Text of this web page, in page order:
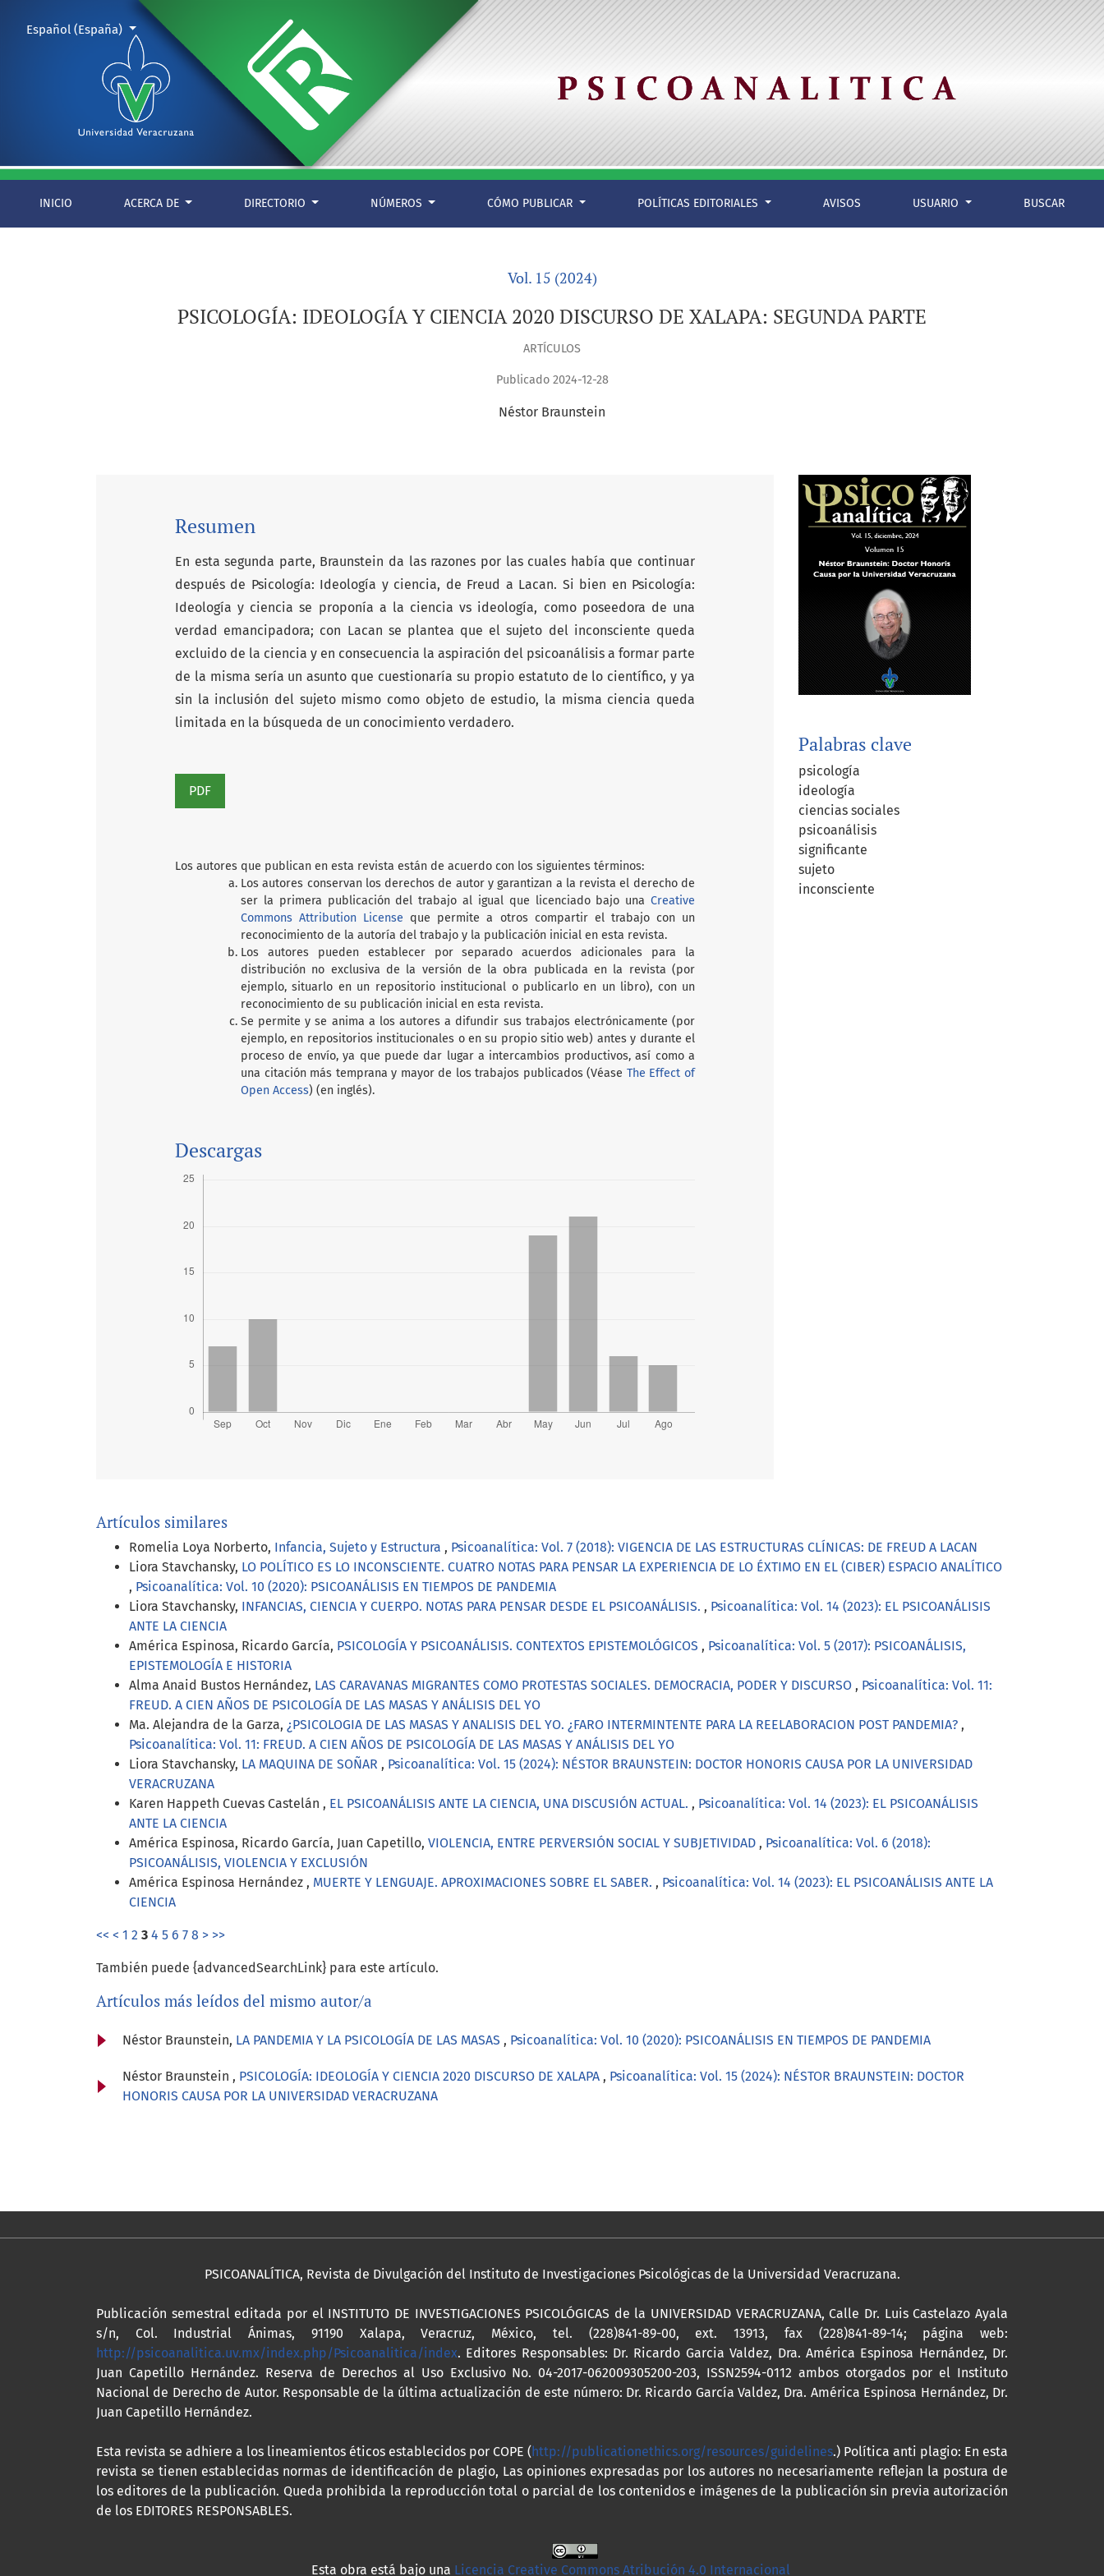
PSICOLOGÍA: IDEOLOGÍA Y CIENCIA 2020 DISCURSO DE XALAPA
INICIO ACERCA DE DIRECTORIO NÚMEROS CÓMO PUBLICAR POLÍTICAS EDITORIALES AVISOS USUARIO BUSCAR
Cambiar el idioma. El actual es:
Español (España)
Vol. 15 (2024)
PSICOLOGÍA: IDEOLOGÍA Y CIENCIA 2020 DISCURSO DE XALAPA: SEGUNDA PARTE
ARTÍCULOS
Publicado 2024-12-28
Néstor Braunstein
Palabras clave
psicología
ideología
ciencias sociales
psicoanálisis
significante
sujeto
inconsciente
Resumen
En esta segunda parte, Braunstein da las razones por las cuales había que continuar
después de Psicología: Ideología y ciencia, de Freud a Lacan. Si bien en Psicología:
Ideología y ciencia se proponía a la ciencia vs ideología, como poseedora de una
verdad emancipadora; con Lacan se plantea que el sujeto del inconsciente queda
excluido de la ciencia y en consecuencia la aspiración del psicoanálisis a formar parte
de la misma sería un asunto que cuestionaría su propio estatuto de lo científico, y ya
sin la inclusión del sujeto mismo como objeto de estudio, la misma ciencia queda
limitada en la búsqueda de un conocimiento verdadero.
PDF
Los autores que publican en esta revista están de acuerdo con los siguientes términos:
Los autores conservan los derechos de autor y garantizan a la revista el derecho de
ser la primera publicación del trabajo al igual que licenciado bajo una Creative
Commons Attribution License que permite a otros compartir el trabajo con un
reconocimiento de la autoría del trabajo y la publicación inicial en esta revista.
Los autores pueden establecer por separado acuerdos adicionales para la
distribución no exclusiva de la versión de la obra publicada en la revista (por
ejemplo, situarlo en un repositorio institucional o publicarlo en un libro), con un
reconocimiento de su publicación inicial en esta revista.
Se permite y se anima a los autores a difundir sus trabajos electrónicamente (por
ejemplo, en repositorios institucionales o en su propio sitio web) antes y durante el
proceso de envío, ya que puede dar lugar a intercambios productivos, así como a
una citación más temprana y mayor de los trabajos publicados (Véase The Effect of
Open Access) (en inglés).
Descargas
Artículos similares
Romelia Loya Norberto, Infancia, Sujeto y Estructura , Psicoanalítica: Vol. 7 (2018): VIGENCIA DE LAS ESTRUCTURAS CLÍNICAS: DE FREUD A LACAN
Liora Stavchansky, LO POLÍTICO ES LO INCONSCIENTE. CUATRO NOTAS PARA PENSAR LA EXPERIENCIA DE LO ÉXTIMO EN EL (CIBER) ESPACIO ANALÍTICO
, Psicoanalítica: Vol. 10 (2020): PSICOANÁLISIS EN TIEMPOS DE PANDEMIA
Liora Stavchansky, INFANCIAS, CIENCIA Y CUERPO. NOTAS PARA PENSAR DESDE EL PSICOANÁLISIS. , Psicoanalítica: Vol. 14 (2023): EL PSICOANÁLISIS
ANTE LA CIENCIA
América Espinosa, Ricardo García, PSICOLOGÍA Y PSICOANÁLISIS. CONTEXTOS EPISTEMOLÓGICOS , Psicoanalítica: Vol. 5 (2017): PSICOANÁLISIS,
EPISTEMOLOGÍA E HISTORIA
Alma Anaid Bustos Hernández, LAS CARAVANAS MIGRANTES COMO PROTESTAS SOCIALES. DEMOCRACIA, PODER Y DISCURSO , Psicoanalítica: Vol. 11:
FREUD. A CIEN AÑOS DE PSICOLOGÍA DE LAS MASAS Y ANÁLISIS DEL YO
Ma. Alejandra de la Garza, ¿PSICOLOGIA DE LAS MASAS Y ANALISIS DEL YO. ¿FARO INTERMINTENTE PARA LA REELABORACION POST PANDEMIA? ,
Psicoanalítica: Vol. 11: FREUD. A CIEN AÑOS DE PSICOLOGÍA DE LAS MASAS Y ANÁLISIS DEL YO
Liora Stavchansky, LA MAQUINA DE SOÑAR , Psicoanalítica: Vol. 15 (2024): NÉSTOR BRAUNSTEIN: DOCTOR HONORIS CAUSA POR LA UNIVERSIDAD
VERACRUZANA
Karen Happeth Cuevas Castelán , EL PSICOANÁLISIS ANTE LA CIENCIA, UNA DISCUSIÓN ACTUAL. , Psicoanalítica: Vol. 14 (2023): EL PSICOANÁLISIS
ANTE LA CIENCIA
América Espinosa, Ricardo García, Juan Capetillo, VIOLENCIA, ENTRE PERVERSIÓN SOCIAL Y SUBJETIVIDAD , Psicoanalítica: Vol. 6 (2018):
PSICOANÁLISIS, VIOLENCIA Y EXCLUSIÓN
América Espinosa Hernández , MUERTE Y LENGUAJE. APROXIMACIONES SOBRE EL SABER. , Psicoanalítica: Vol. 14 (2023): EL PSICOANÁLISIS ANTE LA
CIENCIA
<< < 1 2 3 4 5 6 7 8 > >>
También puede {advancedSearchLink} para este artículo.
Artículos más leídos del mismo autor/a
Néstor Braunstein, LA PANDEMIA Y LA PSICOLOGÍA DE LAS MASAS , Psicoanalítica: Vol. 10 (2020): PSICOANÁLISIS EN TIEMPOS DE PANDEMIA
Néstor Braunstein , PSICOLOGÍA: IDEOLOGÍA Y CIENCIA 2020 DISCURSO DE XALAPA , Psicoanalítica: Vol. 15 (2024): NÉSTOR BRAUNSTEIN: DOCTOR
HONORIS CAUSA POR LA UNIVERSIDAD VERACRUZANA
PSICOANALÍTICA, Revista de Divulgación del Instituto de Investigaciones Psicológicas de la Universidad Veracruzana.
Publicación semestral editada por el INSTITUTO DE INVESTIGACIONES PSICOLÓGICAS de la UNIVERSIDAD VERACRUZANA, Calle Dr. Luis Castelazo Ayala
s/n, Col. Industrial Ánimas, 91190 Xalapa, Veracruz, México, tel. (228)841-89-00, ext. 13913, fax (228)841-89-14; página web:
http://psicoanalitica.uv.mx/index.php/Psicoanalitica/index. Editores Responsables: Dr. Ricardo Garcia Valdez, Dra. América Espinosa Hernández, Dr.
Juan Capetillo Hernández. Reserva de Derechos al Uso Exclusivo No. 04-2017-062009305200-203, ISSN2594-0112 ambos otorgados por el Instituto
Nacional de Derecho de Autor. Responsable de la última actualización de este número: Dr. Ricardo García Valdez, Dra. América Espinosa Hernández, Dr.
Juan Capetillo Hernández.
Esta revista se adhiere a los lineamientos éticos establecidos por COPE (http://publicationethics.org/resources/guidelines.) Política anti plagio: En esta
revista se tienen establecidas normas de identificación de plagio, Las opiniones expresadas por los autores no necesariamente reflejan la postura de
los editores de la publicación. Queda prohibida la reproducción total o parcial de los contenidos e imágenes de la publicación sin previa autorización
de los EDITORES RESPONSABLES.
Esta obra está bajo una Licencia Creative Commons Atribución 4.0 Internacional